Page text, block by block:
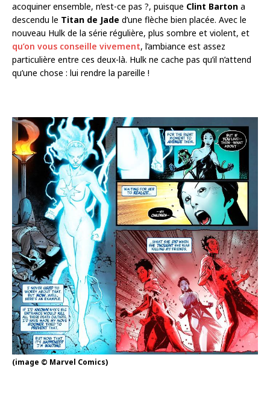
acoquiner ensemble, n’est-ce pas ?, puisque Clint Barton a
descendu le Titan de Jade d’une flèche bien placée. Avec le
nouveau Hulk de la série régulière, plus sombre et violent, et
qu’on vous conseille vivement, l’ambiance est assez
particulière entre ces deux-là. Hulk ne cache pas qu’il n’attend
qu’une chose : lui rendre la pareille !
(image © Marvel Comics)